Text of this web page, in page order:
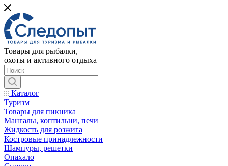
Товары для рыбалки,
охоты и активного отдыха
Каталог
Туризм
Товары для пикника
Мангалы, коптильни, печи
Жидкость для розжига
Костровые принадлежности
Шампуры, решетки
Опахало